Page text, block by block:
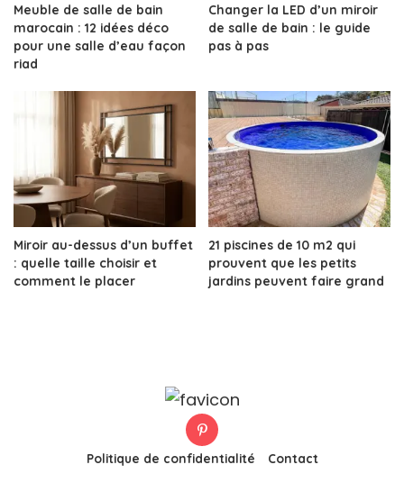
Meuble de salle de bain
marocain : 12 idées déco
pour une salle d’eau façon
riad
Changer la LED d’un miroir
de salle de bain : le guide
pas à pas
Miroir au-dessus d’un buffet
: quelle taille choisir et
comment le placer
21 piscines de 10 m2 qui
prouvent que les petits
jardins peuvent faire grand
Politique de confidentialité Contact